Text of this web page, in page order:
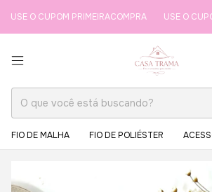
CUPOM PRIMEIRACOMPRA USE O CUPOM
FIO DE MALHA FIO DE POLIÉSTER